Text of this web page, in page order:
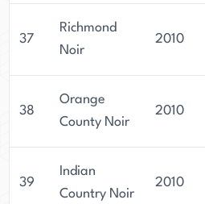
37
Richmond
Noir
2010
38
Orange
County Noir
2010
39
Indian
Country Noir
2010